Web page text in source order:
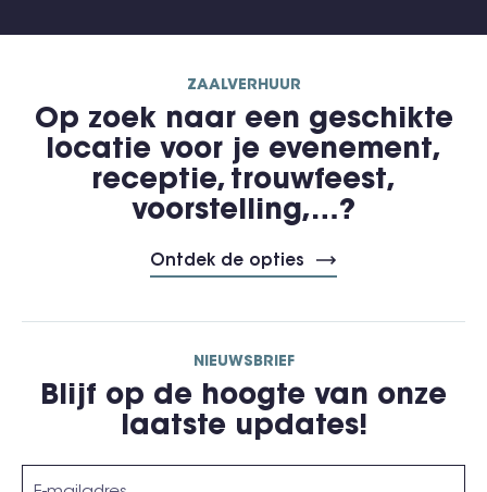
ZAALVERHUUR
Op zoek naar een geschikte
locatie voor je evenement,
receptie, trouwfeest,
voorstelling,…?
Ontdek de opties
NIEUWSBRIEF
Blijf op de hoogte van onze
laatste updates!